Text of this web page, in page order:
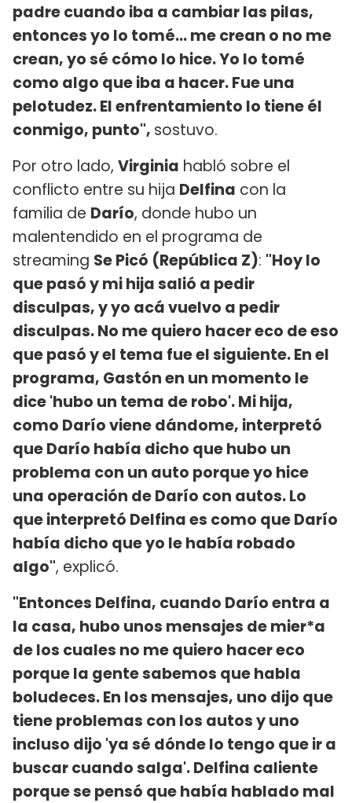
padre cuando iba a cambiar las pilas,
entonces yo lo tomé... me crean o no me
crean, yo sé cómo lo hice. Yo lo tomé
como algo que iba a hacer. Fue una
pelotudez. El enfrentamiento lo tiene él
conmigo, punto", sostuvo.
Por otro lado, Virginia habló sobre el
conflicto entre su hija Delfina con la
familia de Darío, donde hubo un
malentendido en el programa de
streaming Se Picó (República Z): "Hoy lo
que pasó y mi hija salió a pedir
disculpas, y yo acá vuelvo a pedir
disculpas. No me quiero hacer eco de eso
que pasó y el tema fue el siguiente. En el
programa, Gastón en un momento le
dice 'hubo un tema de robo'. Mi hija,
como Darío viene dándome, interpretó
que Darío había dicho que hubo un
problema con un auto porque yo hice
una operación de Darío con autos. Lo
que interpretó Delfina es como que Darío
había dicho que yo le había robado
algo", explicó.
"Entonces Delfina, cuando Darío entra a
la casa, hubo unos mensajes de mier*a
de los cuales no me quiero hacer eco
porque la gente sabemos que habla
boludeces. En los mensajes, uno dijo que
tiene problemas con los autos y uno
incluso dijo 'ya sé dónde lo tengo que ir a
buscar cuando salga'. Delfina caliente
porque se pensó que había hablado mal